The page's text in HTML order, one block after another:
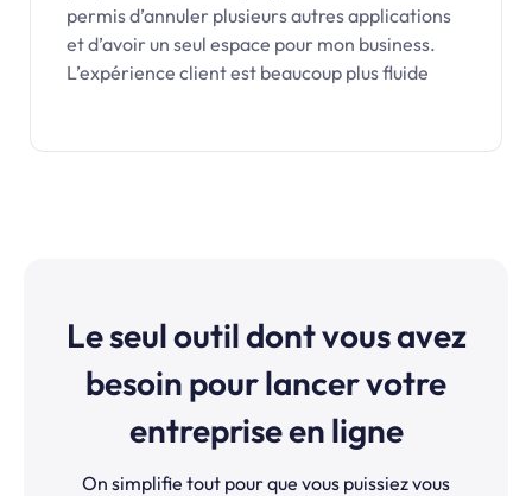
permis d’annuler plusieurs autres applications
et d’avoir un seul espace pour mon business.
L’expérience client est beaucoup plus fluide
Le seul outil dont vous avez
besoin pour lancer votre
entreprise en ligne
On simplifie tout pour que vous puissiez vous